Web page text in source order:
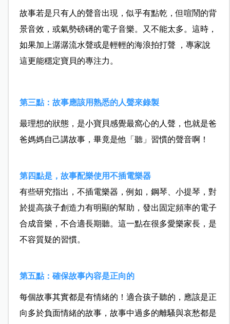
故事若是只有人的聲音出現，似乎有點乾，但喧鬧的背
景音效，或氣勢磅礡的電子音樂。又不能太多。這時，
如果加上潺潺流水聲或是輕輕的海浪拍打聲 ，專家說
這更能穩定寶貝的專注力。
第三點：故事應該用熟悉的人聲來錄製
最理想的狀態，是小寶貝感覺最窩心的人聲，也就是爸
爸媽媽自己講故事，畢竟是他「聽」習慣的聲音啊！
第四點是，故事配樂使用不插電樂器
有些研究指出，不插電樂器，例如，鋼琴、小提琴，對
於提高孩子創造力有明顯的幫助，發出固定頻率的電子
合成音樂，不合適長期聽。這一點在很多愛樂家長，是
不容質疑的習慣。
第五點：確保故事內容是正向的
每個故事其實都是有情緒的！適合孩子聽的，應該是正
向多於負面情緒的故事，故事中過多的離騷與哀愁都是